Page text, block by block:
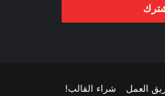
العمل شراء القالب!